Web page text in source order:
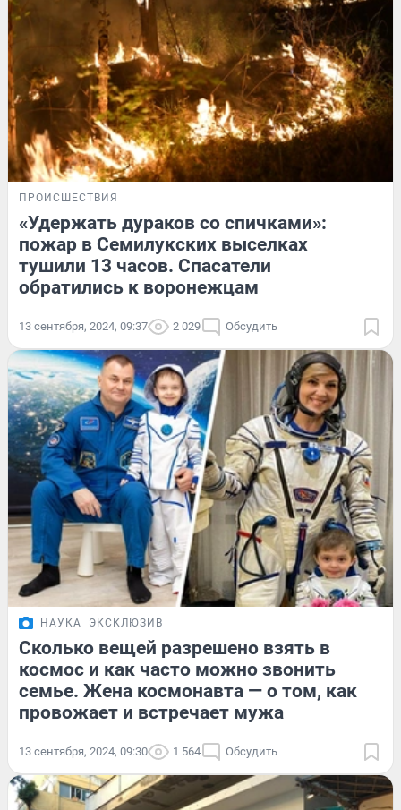
ПРОИСШЕСТВИЯ
«Удержать дураков со спичками»:
пожар в Семилукских выселках
тушили 13 часов. Спасатели
обратились к воронежцам
13 сентября, 2024, 09:37 2 029 Обсудить
НАУКА ЭКСКЛЮЗИВ
Сколько вещей разрешено взять в
космос и как часто можно звонить
семье. Жена космонавта — о том, как
провожает и встречает мужа
13 сентября, 2024, 09:30 1 564 Обсудить